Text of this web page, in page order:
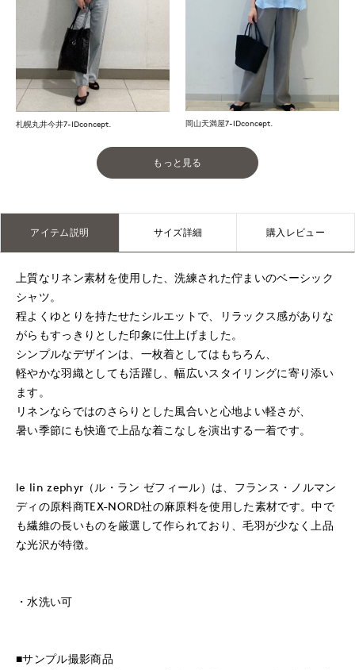
札幌丸井今井7-IDconcept. 岡山天満屋7-IDconcept.
もっと見る
アイテム説明 サイズ詳細 購入レビュー
上質なリネン素材を使用した、洗練された佇まいのベーシック
シャツ。
程よくゆとりを持たせたシルエットで、リラックス感がありな
がらもすっきりとした印象に仕上げました。
シンプルなデザインは、一枚着としてはもちろん、
軽やかな羽織としても活躍し、幅広いスタイリングに寄り添い
ます。
リネンならではのさらりとした風合いと心地よい軽さが、
暑い季節にも快適で上品な着こなしを演出する一着です。
le lin zephyr（ル・ラン ゼフィール）は、フランス・ノルマン
ディの原料商TEX-NORD社の麻原料を使用した素材です。中で
も繊維の長いものを厳選して作られており、毛羽が少なく上品
な光沢が特徴。
・水洗い可
■サンプル撮影商品